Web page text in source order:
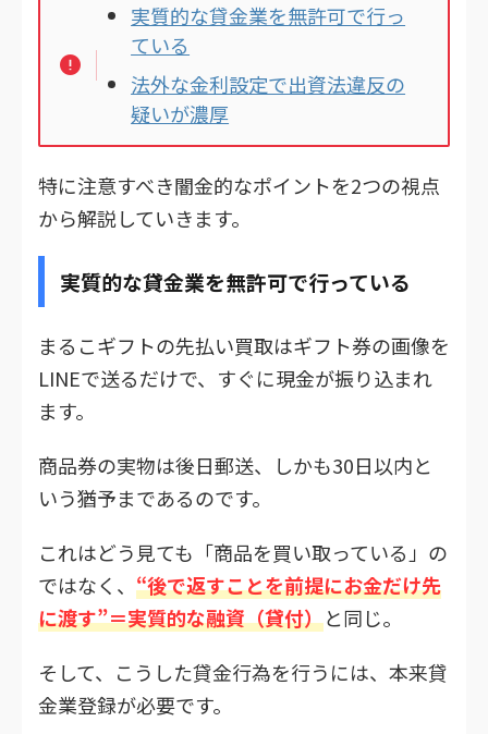
実質的な貸金業を無許可で行っ
ている
法外な金利設定で出資法違反の
疑いが濃厚
特に注意すべき闇金的なポイントを2つの視点
から解説していきます。
実質的な貸金業を無許可で行っている
まるこギフトの先払い買取はギフト券の画像を
LINEで送るだけで、すぐに現金が振り込まれ
ます。
商品券の実物は後日郵送、しかも30日以内と
いう猶予まであるのです。
これはどう見ても「商品を買い取っている」の
ではなく、 “後で返すことを前提にお金だけ先
に渡す”＝実質的な融資（貸付）と同じ。
そして、こうした貸金行為を行うには、本来貸
金業登録が必要です。